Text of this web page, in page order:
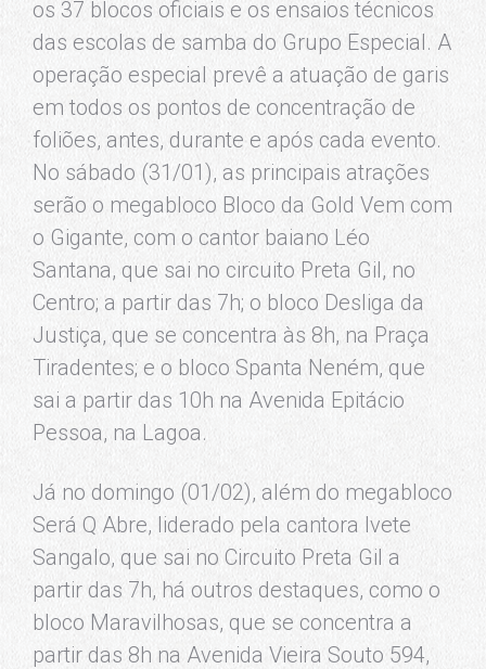
os 37 blocos oficiais e os ensaios técnicos
das escolas de samba do Grupo Especial. A
operação especial prevê a atuação de garis
em todos os pontos de concentração de
foliões, antes, durante e após cada evento.
No sábado (31/01), as principais atrações
serão o megabloco Bloco da Gold Vem com
o Gigante, com o cantor baiano Léo
Santana, que sai no circuito Preta Gil, no
Centro; a partir das 7h; o bloco Desliga da
Justiça, que se concentra às 8h, na Praça
Tiradentes; e o bloco Spanta Neném, que
sai a partir das 10h na Avenida Epitácio
Pessoa, na Lagoa.
Já no domingo (01/02), além do megabloco
Será Q Abre, liderado pela cantora Ivete
Sangalo, que sai no Circuito Preta Gil a
partir das 7h, há outros destaques, como o
bloco Maravilhosas, que se concentra a
partir das 8h na Avenida Vieira Souto 594,